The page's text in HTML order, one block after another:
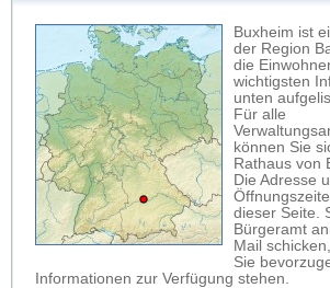
Buxheim ist
der Region
die
wichtigsten
unten
Für alle
können Sie
Rathaus von
Die Adresse
dieser Seite.
Bürgeramt
Mail
Sie
Informationen zur Verfügung stehen.